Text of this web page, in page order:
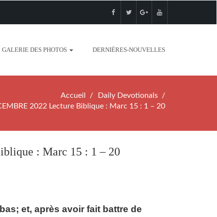
GALERIE DES PHOTOS DERNIÈRES-NOUVELLES
Accueil
Daily Devotionals
2022 Lecture Biblique : Marc 15 : 1 – 20
: Marc 15 : 1 – 20
et, après avoir fait battre de